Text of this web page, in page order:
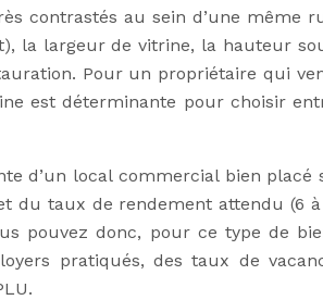
contrastés au sein d’une même
la largeur de vitrine, la hauteur
Pour un propriétaire qui
est déterminante pour choisir
d’un local commercial bien placé
du taux de rendement attendu (6
pouvez donc, pour ce type de
pratiqués, des taux de